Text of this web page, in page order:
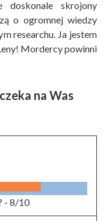
doskonale skrojony
o ogromnej wiedzy
researchu. Ja jestem
Mordercy powinni
na Was
- 8/10